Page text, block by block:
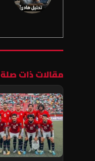
مقالات ذات صلة